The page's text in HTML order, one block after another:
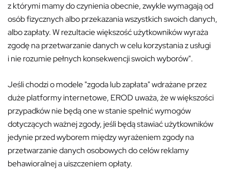
z którymi mamy do czynienia obecnie, zwykle wymagają od
osób fizycznych albo przekazania wszystkich swoich danych,
albo zapłaty. W rezultacie większość użytkowników wyraża
zgodę na przetwarzanie danych w celu korzystania z usługi
i nie rozumie pełnych konsekwencji swoich wyborów".
Jeśli chodzi o modele "zgoda lub zapłata" wdrażane przez
duże platformy internetowe, EROD uważa, że w większości
przypadków nie będą one w stanie spełnić wymogów
dotyczących ważnej zgody, jeśli będą stawiać użytkowników
jedynie przed wyborem między wyrażeniem zgody na
przetwarzanie danych osobowych do celów reklamy
behawioralnej a uiszczeniem opłaty.